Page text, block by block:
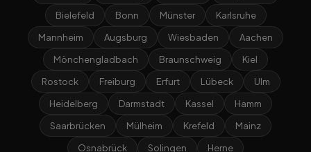
Bielefeld
Bonn Münster
Karlsruhe
Mannheim
Augsburg Wiesbaden
Aachen
Mönchengladbach
Braunschweig
Kiel
Rostock
Freiburg Erfurt Lübeck
Ulm
Heidelberg
Darmstadt Kassel
Hamm
Saarbrücken
Mülheim Krefeld
Mainz
Osnabrück
Solingen Herne